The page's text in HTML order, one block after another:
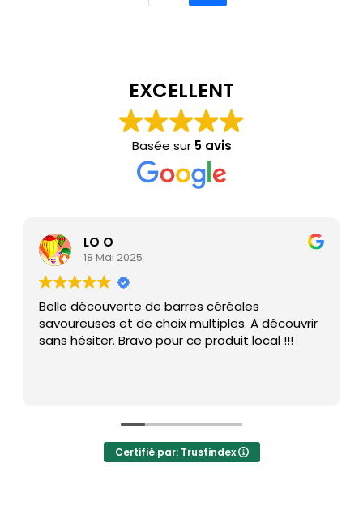
EXCELLENT
Basée sur 5 avis
LO O
18 Mai 2025
Belle découverte de barres céréales
savoureuses et de choix multiples. A découvrir
sans hésiter. Bravo pour ce produit local !!!
Certifié par: Trustindex